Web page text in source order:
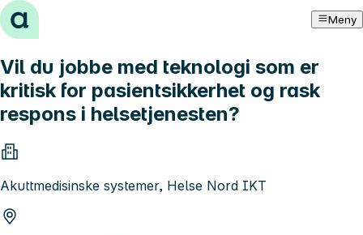
Hopp til innhold Meny
Vil du jobbe med teknologi som er
kritisk for pasientsikkerhet og rask
respons i helsetjenesten?
Akuttmedisinske systemer, Helse Nord IKT